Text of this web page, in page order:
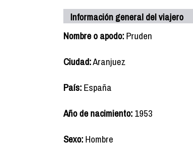
Información general del viajero
Nombre o apodo:Pruden
Ciudad:Aranjuez
País:España
Año de nacimiento:1953
Sexo:Hombre